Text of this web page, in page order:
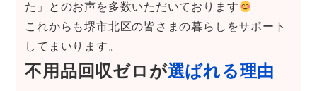
た」とのお声を多数いただいております
これからも堺市北区の皆さまの暮らしをサポート
してまいります。
不用品回収ゼロが選ばれる理由